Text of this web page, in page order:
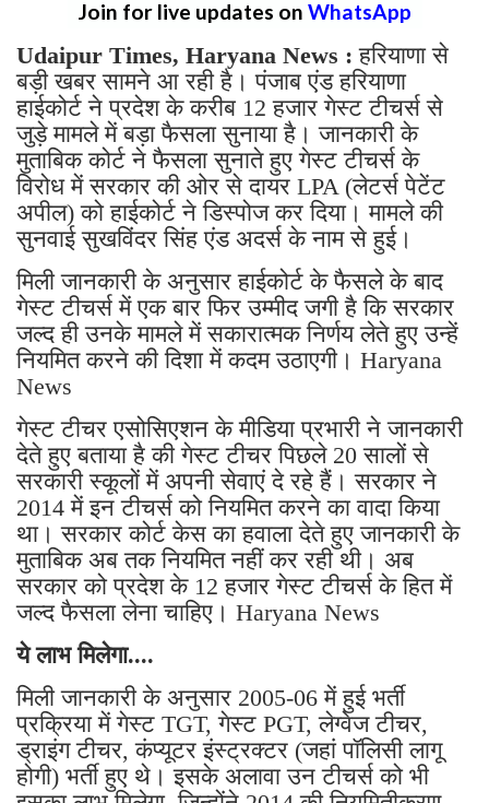
Join for live updates on WhatsApp
Udaipur Times, Haryana News :हरियाणा से
बड़ी खबर सामने आ रही है। पंजाब एंड हरियाणा
हाईकोर्ट ने प्रदेश के करीब 12 हजार गेस्ट टीचर्स से
जुड़े मामले में बड़ा फैसला सुनाया है। जानकारी के
मुताबिक कोर्ट ने फैसला सुनाते हुए गेस्ट टीचर्स के
विरोध में सरकार की ओर से दायर LPA (लेटर्स पेटेंट
अपील) को हाईकोर्ट ने डिस्पोज कर दिया। मामले की
सुनवाई सुखविंदर सिंह एंड अदर्स के नाम से हुई।
मिली जानकारी के अनुसार हाईकोर्ट के फैसले के बाद
गेस्ट टीचर्स में एक बार फिर उम्मीद जगी है कि सरकार
जल्द ही उनके मामले में सकारात्मक निर्णय लेते हुए उन्हें
नियमित करने की दिशा में कदम उठाएगी। Haryana
News
गेस्ट टीचर एसोसिएशन के मीडिया प्रभारी ने जानकारी
देते हुए बताया है की गेस्ट टीचर पिछले 20 सालों से
सरकारी स्कूलों में अपनी सेवाएं दे रहे हैं। सरकार ने
2014 में इन टीचर्स को नियमित करने का वादा किया
था। सरकार कोर्ट केस का हवाला देते हुए जानकारी के
मुताबिक अब तक नियमित नहीं कर रही थी। अब
सरकार को प्रदेश के 12 हजार गेस्ट टीचर्स के हित में
जल्द फैसला लेना चाहिए। Haryana News
ये लाभ मिलेगा....
मिली जानकारी के अनुसार 2005-06 में हुई भर्ती
प्रक्रिया में गेस्ट TGT, गेस्ट PGT, लेग्वेज टीचर,
ड्राइंग टीचर, कंप्यूटर इंस्ट्रक्टर (जहां पॉलिसी लागू
होगी) भर्ती हुए थे। इसके अलावा उन टीचर्स को भी